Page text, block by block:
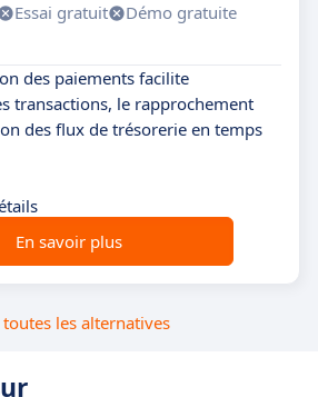
Essai gratuit
Démo gratuite
des paiements facilite
transactions, le rapprochement
des flux de trésorerie en temps
En savoir plus
les alternatives